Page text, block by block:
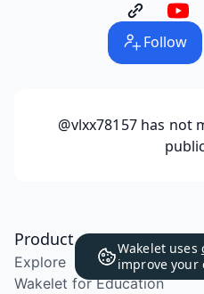
Follow
@vlxx78157has not
Wakelet uses
improve your
Product
Explore
Wakelet for Education